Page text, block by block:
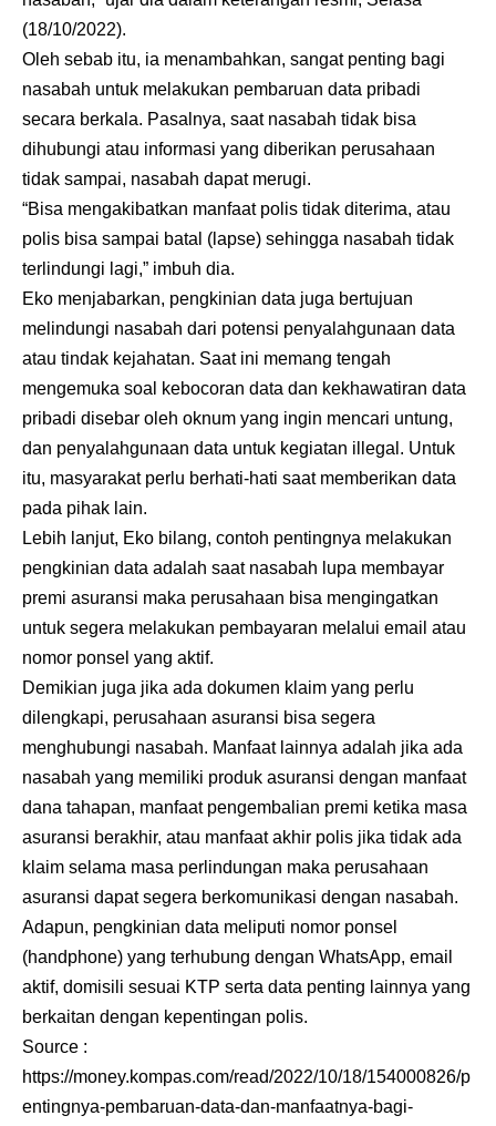
(18/10/2022).
Oleh sebab itu, ia menambahkan, sangat penting bagi
nasabah untuk melakukan pembaruan data pribadi
secara berkala. Pasalnya, saat nasabah tidak bisa
dihubungi atau informasi yang diberikan perusahaan
tidak sampai, nasabah dapat merugi.
“Bisa mengakibatkan manfaat polis tidak diterima, atau
polis bisa sampai batal (lapse) sehingga nasabah tidak
terlindungi lagi,” imbuh dia.
Eko menjabarkan, pengkinian data juga bertujuan
melindungi nasabah dari potensi penyalahgunaan data
atau tindak kejahatan. Saat ini memang tengah
mengemuka soal kebocoran data dan kekhawatiran data
pribadi disebar oleh oknum yang ingin mencari untung,
dan penyalahgunaan data untuk kegiatan illegal. Untuk
itu, masyarakat perlu berhati-hati saat memberikan data
pada pihak lain.
Lebih lanjut, Eko bilang, contoh pentingnya melakukan
pengkinian data adalah saat nasabah lupa membayar
premi asuransi maka perusahaan bisa mengingatkan
untuk segera melakukan pembayaran melalui email atau
nomor ponsel yang aktif.
Demikian juga jika ada dokumen klaim yang perlu
dilengkapi, perusahaan asuransi bisa segera
menghubungi nasabah. Manfaat lainnya adalah jika ada
nasabah yang memiliki produk asuransi dengan manfaat
dana tahapan, manfaat pengembalian premi ketika masa
asuransi berakhir, atau manfaat akhir polis jika tidak ada
klaim selama masa perlindungan maka perusahaan
asuransi dapat segera berkomunikasi dengan nasabah.
Adapun, pengkinian data meliputi nomor ponsel
(handphone) yang terhubung dengan WhatsApp, email
aktif, domisili sesuai KTP serta data penting lainnya yang
berkaitan dengan kepentingan polis.
Source :
https://money.kompas.com/read/2022/10/18/154000826/p
entingnya-pembaruan-data-dan-manfaatnya-bagi-